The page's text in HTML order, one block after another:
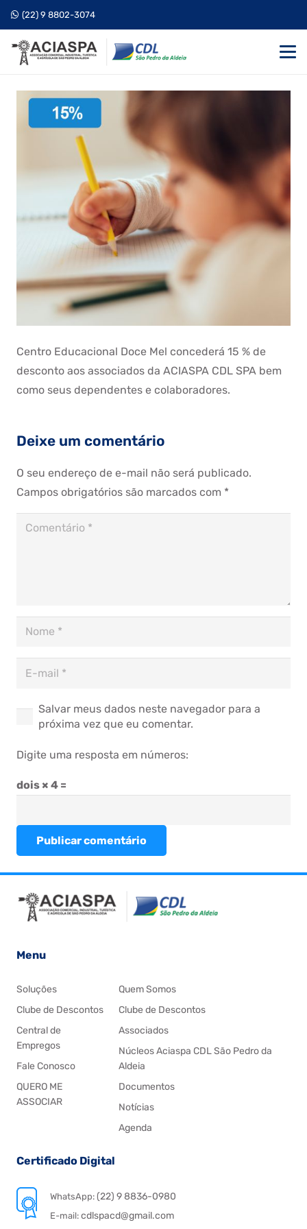
(22) 9 8802-3074
Centro Educacional Doce Mel concederá 15 % de
desconto aos associados da ACIASPA CDL SPA bem
como seus dependentes e colaboradores.
Deixe um comentário
O seu endereço de e-mail não será publicado.
Campos obrigatórios são marcados com *
Salvar meus dados neste navegador para a
próxima vez que eu comentar.
Digite uma resposta em números:
dois × 4 =
Publicar comentário
Menu
Soluções
Clube de Descontos
Central de
Empregos
Fale Conosco
QUERO ME
ASSOCIAR
Quem Somos
Clube de Descontos
Associados
Núcleos Aciaspa CDL São Pedro da
Aldeia
Documentos
Notícias
Agenda
Certificado Digital
WhatsApp:(22) 9 8836-0980
E-mail: cdlspacd@gmail.com